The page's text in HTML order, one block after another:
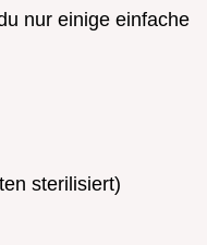
nur einige einfache
sterilisiert)